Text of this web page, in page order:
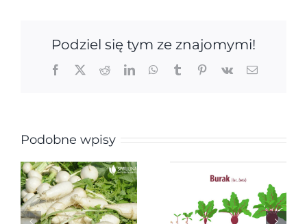
Podziel się tym ze znajomymi!
Facebook
X RedditLinkedInWhatsApp
TumblrPinterest
Vk Email
Podobne wpisy